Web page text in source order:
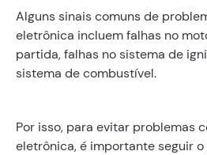
Alguns sinais comuns de
eletrônica incluem falhas no
partida, falhas no sistema de
sistema de combustível.
Por isso, para evitar problemas
eletrônica, é importante seguir